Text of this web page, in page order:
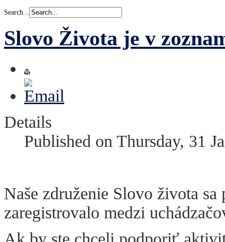
Search...
Slovo Života je v
Details
Published on Thursday, 31
Naše združenie Slovo života
zaregistrovalo medzi